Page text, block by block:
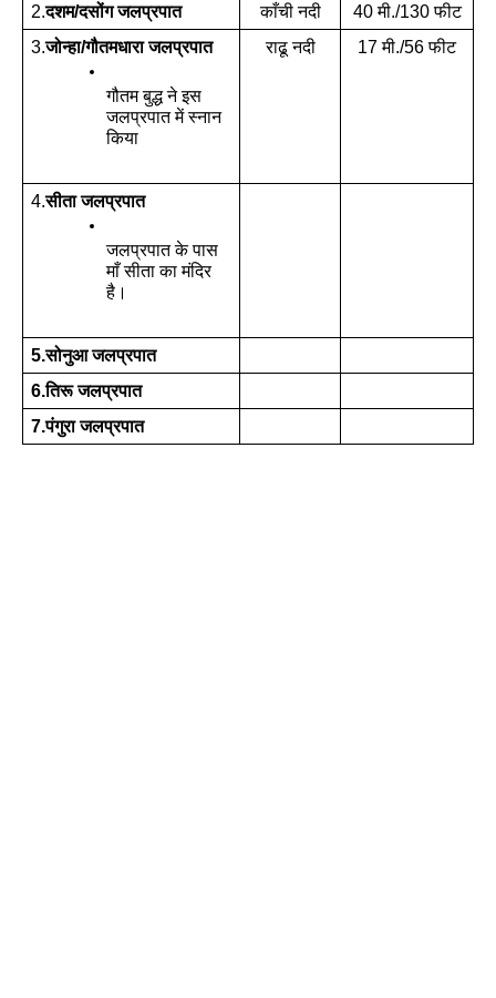
2.दशम/दसोंग जलप्रपात काँची नदी
40 मी./130 फीट
3.जोन्हा/गौतमधारा जलप्रपात
गौतम बुद्ध ने इस
जलप्रपात में स्नान
किया
राढू नदी 17 मी./56 फीट
4.सीता जलप्रपात
जलप्रपात के पास
माँ सीता का मंदिर
है।
5.सोनुआ जलप्रपात
6.तिरू जलप्रपात
7.पंगुरा जलप्रपात